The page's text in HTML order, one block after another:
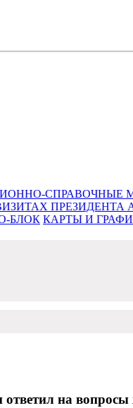
СПРАВОЧНЫЕ
ПРЕЗИДЕНТА
БЛОК КАРТЫ И
на